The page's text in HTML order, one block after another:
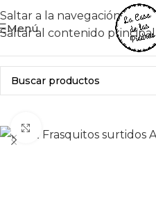
Saltar a la navegación
Saltar al contenido principal
Menú
Haga clic para ampliar